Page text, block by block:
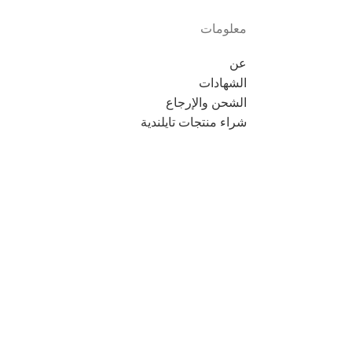
معلومات
عن
الشهادات
الشحن والإرجاع
شراء منتجات تايلندية